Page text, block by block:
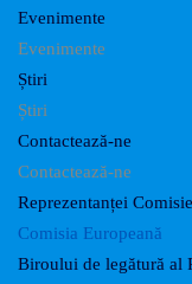
Evenimente
Evenimente
Știri
Știri
Contactează-ne
Contactează-ne
Reprezentanței
Comisia Europeană
Biroului de legătură al